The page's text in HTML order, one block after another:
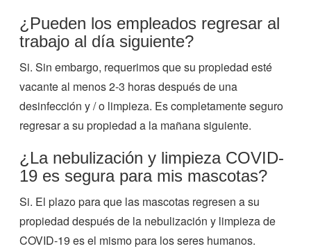
¿Pueden los empleados regresar al
trabajo al día siguiente?
Si. Sin embargo, requerimos que su propiedad esté
vacante al menos 2-3 horas después de una
desinfección y / o limpieza. Es completamente seguro
regresar a su propiedad a la mañana siguiente.
¿La nebulización y limpieza COVID-
19 es segura para mis mascotas?
Si. El plazo para que las mascotas regresen a su
propiedad después de la nebulización y limpieza de
COVID-19 es el mismo para los seres humanos.